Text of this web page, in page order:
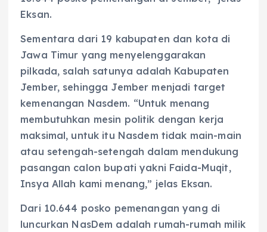
Eksan.
Sementara dari 19 kabupaten dan kota di
Jawa Timur yang menyelenggarakan
pilkada, salah satunya adalah Kabupaten
Jember, sehingga Jember menjadi target
kemenangan Nasdem. “Untuk menang
membutuhkan mesin politik dengan kerja
maksimal, untuk itu Nasdem tidak main-main
atau setengah-setengah dalam mendukung
pasangan calon bupati yakni Faida-Muqit,
Insya Allah kami menang,” jelas Eksan.
Dari 10.644 posko pemenangan yang di
luncurkan NasDem adalah rumah-rumah milik